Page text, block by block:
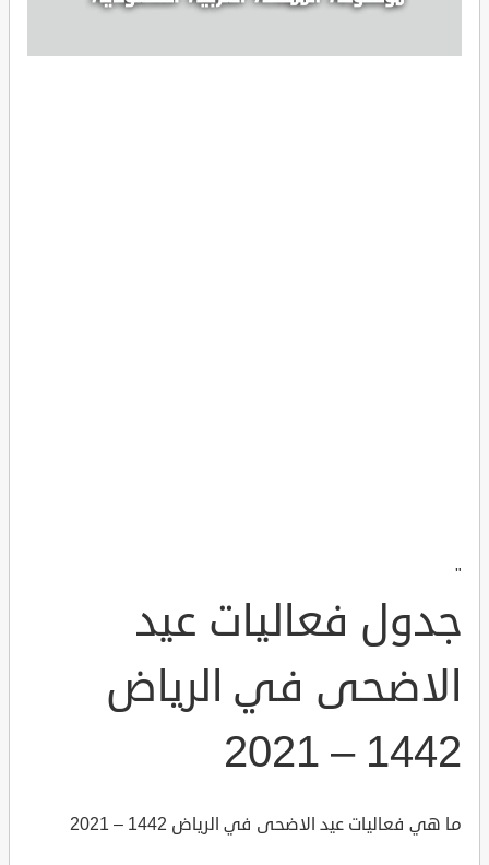
"
جدول فعاليات عيد
الاضحى في الرياض
1442 – 2021
ما هي فعاليات عيد الاضحى في الرياض 1442 – 2021